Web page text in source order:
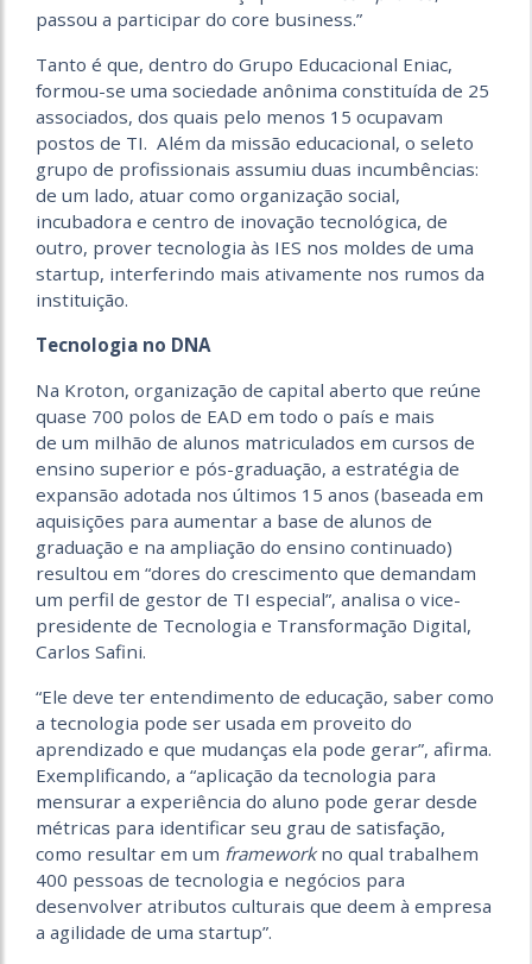
passou a participar do core business.”
Tanto é que, dentro do Grupo Educacional Eniac,
formou-se uma sociedade anônima constituída de 25
associados, dos quais pelo menos 15 ocupavam
postos de TI. Além da missão educacional, o seleto
grupo de profissionais assumiu duas incumbências:
de um lado, atuar como organização social,
incubadora e centro de inovação tecnológica, de
outro, prover tecnologia às IES nos moldes de uma
startup, interferindo mais ativamente nos rumos da
instituição.
Tecnologia no DNA
Na Kroton, organização de capital aberto que reúne
quase 700 polos de EAD em todo o país e mais
de um milhão de alunos matriculados em cursos de
ensino superior e pós-graduação, a estratégia de
expansão adotada nos últimos 15 anos (baseada em
aquisições para aumentar a base de alunos de
graduação e na ampliação do ensino continuado)
resultou em “dores do crescimento que demandam
um perfil de gestor de TI especial”, analisa o vice-
presidente de Tecnologia e Transformação Digital,
Carlos Safini.
“Ele deve ter entendimento de educação, saber como
a tecnologia pode ser usada em proveito do
aprendizado e que mudanças ela pode gerar”, afirma.
Exemplificando, a “aplicação da tecnologia para
mensurar a experiência do aluno pode gerar desde
métricas para identificar seu grau de satisfação,
como resultar em um frameworkno qual trabalhem
400 pessoas de tecnologia e negócios para
desenvolver atributos culturais que deem à empresa
a agilidade de uma startup”.